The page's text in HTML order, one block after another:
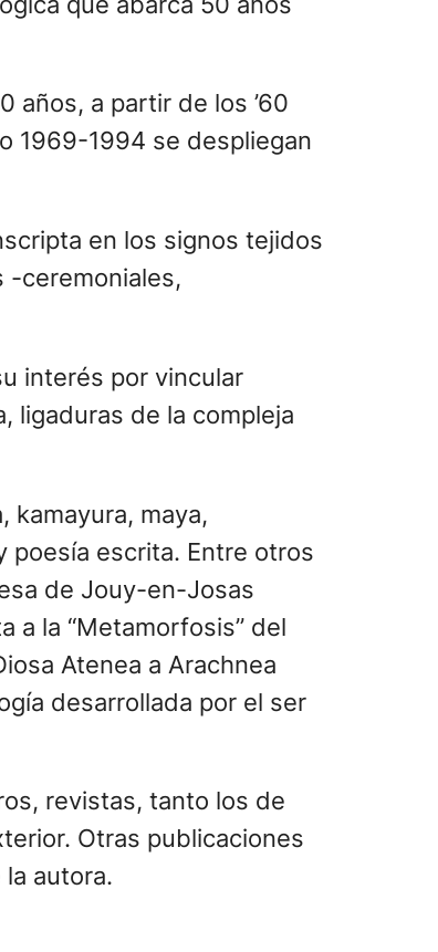
años, a partir de los ’60
1969-1994 se despliegan
en los signos tejidos
-ceremoniales,
interés por vincular
ligaduras de la compleja
kamayura, maya,
poesía escrita. Entre otros
de Jouy-en-Josas
a la “Metamorfosis” del
Atenea a Arachnea
desarrollada por el ser
revistas, tanto los de
Otras publicaciones
autora.